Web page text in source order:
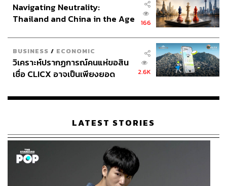
Navigating Neutrality:
Thailand and China in the Age
166
BUSINESS / ECONOMIC
วิเคราะห์ปรากฏการณ์คนแห่ขอสิน
เชื่อ CLICX อาจเป็นเพียงยอด
เรือนไทยที่ถูกซุกไว้
2.6K
LATEST STORIES